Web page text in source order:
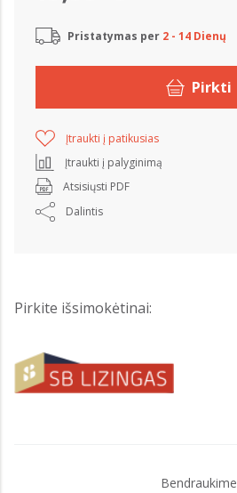
Pristatymas per 2 - 14 Dienų
Pirkti
Įtraukti į patikusias
Įtraukti į palyginimą
Atsisiųsti PDF
Dalintis
Pirkite išsimokėtinai:
Bendraukime